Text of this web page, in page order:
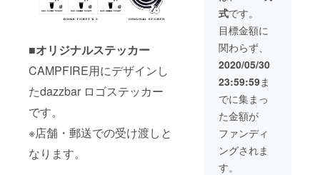
■オリジナルステッカー
CAMPFIRE用にデザインし
たdazzbar ロゴステッカー
です。
※店舗・郵送での受け渡しと
なります。
方はご
希望の
ロゴカ
ラー
（WHIT
E /
）を備
考欄に
記載く
ださ
い。 ※T
シャツ
につい
選び頂
けま
す。 ※T
シャツ
につい
ては受
注生産
の為、
ボディ
の在庫
状況や
工場の
稼働状
況に
能で
す。 ※
追加ド
リンク
は別途
ご購入
してく
ださい
。 ※こ
ちらの
リター
ンをご
希望の
式です。
目標金額に
関わらず、
2020/05/30
23:59:59ま
でに集まっ
た金額が
ファンディ
ングされま
す。